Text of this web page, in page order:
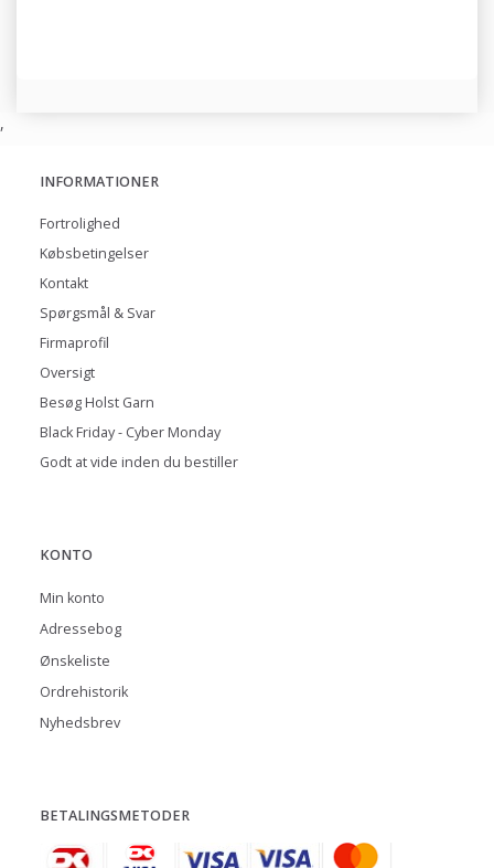
,
INFORMATIONER
Fortrolighed
Købsbetingelser
Kontakt
Spørgsmål & Svar
Firmaprofil
Oversigt
Besøg Holst Garn
Black Friday - Cyber Monday
Godt at vide inden du bestiller
KONTO
Min konto
Adressebog
Ønskeliste
Ordrehistorik
Nyhedsbrev
BETALINGSMETODER